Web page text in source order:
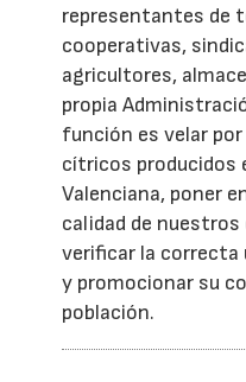
representantes de
cooperativas,
agricultores,
propia
función es velar
cítricos producidos
Valenciana, poner
calidad de
verificar la correcta
y promocionar su
población.